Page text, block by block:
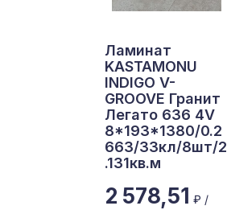
Ламинат
KASTAMONU
INDIGO V-
GROOVE Гранит
Легато 636 4V
8*193*1380/0.2
663/33кл/8шт/2
.131кв.м
2 578,51 ₽ /